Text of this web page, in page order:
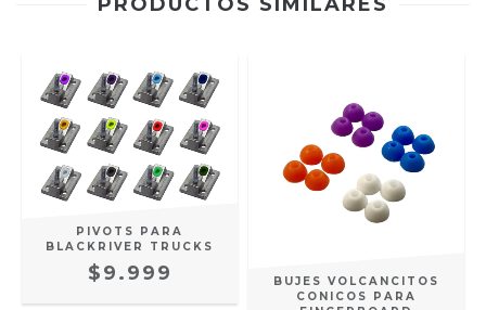
PIVOTS PARA
BLACKRIVER TRUCKS
$9.999
BUJES VOLCANCITOS
CONICOS PARA